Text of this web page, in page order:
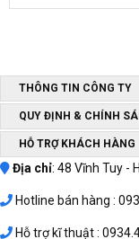
Máy phun áp lực
công nghệ tiên tiến,
lâu dài.Thân máy
quả, đem lại độ an
THÔNG TIN CÔNG TY
QUY ĐỊNH & CHÍNH
HỖ TRỢ KHÁCH HÀNG
Địa chỉ: 48 Vĩnh Tuy -
Hotline bán hàng :
Hỗ trợ kĩ thuật :